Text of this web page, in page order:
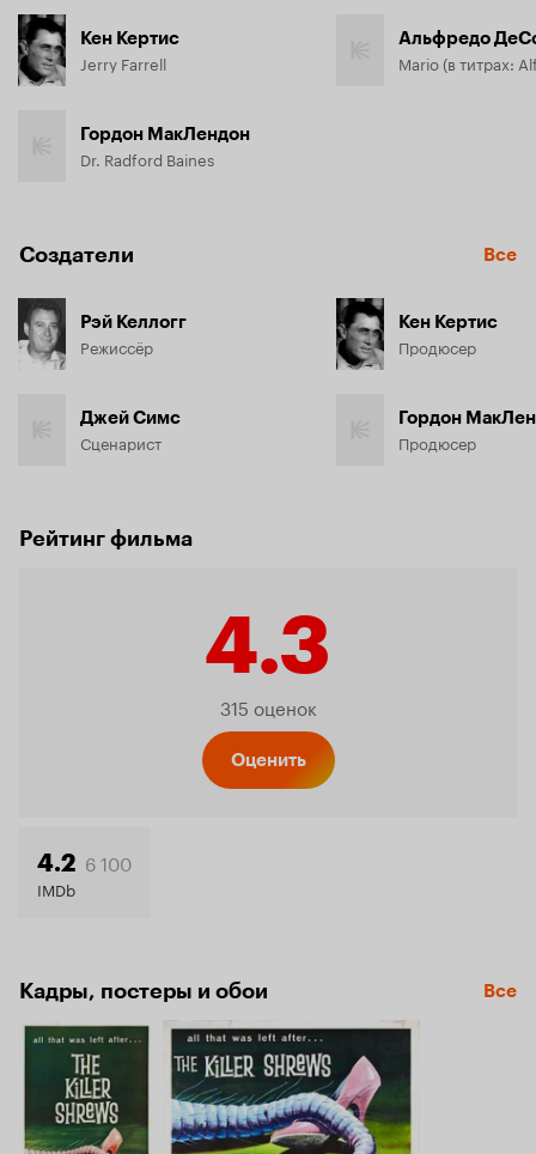
Кен Кертис
Jerry Farrell
Гордон МакЛендон
Dr. Radford Baines
Альфредо
Mario (в титрах:
Создатели Все
Рэй Келлогг
Режиссёр
Джей Симс
Сценарист
Кен Кертис
Продюсер
Гордон
Продюсер
Рейтинг фильма
4.3
Рейтинг
315 оценок
Оценить
4.2 6 100
IMDb
Кадры, постеры и обои Все